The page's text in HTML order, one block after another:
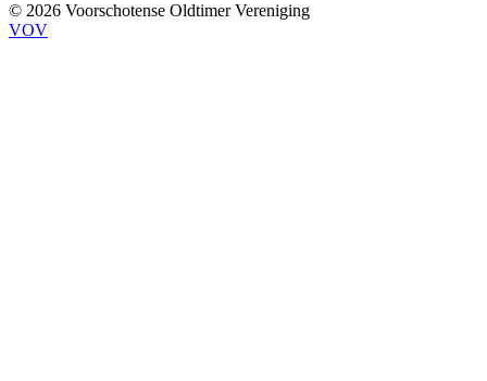
© 2026 Voorschotense Oldtimer Vereniging
VOV